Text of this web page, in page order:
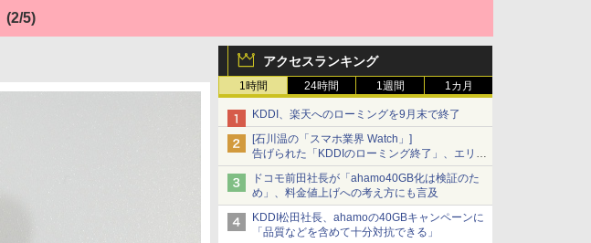
(2/5)
アクセスランキング
1時間 24時間 1週間 1カ月
KDDI、楽天へのローミングを9月末で終了
[石川温の「スマホ業界 Watch」]
告げられた「KDDIのローミング終了」、エリア
マップの落とし穴と楽天モバイルの課題
ドコモ前田社長が「ahamo40GB化は検証のた
め」、料金値上げへの考え方にも言及
KDDI松田社長、ahamoの40GBキャンペーンに
「品質などを含めて十分対抗できる」